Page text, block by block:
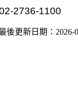
2736-1100
後更新日期：2026-